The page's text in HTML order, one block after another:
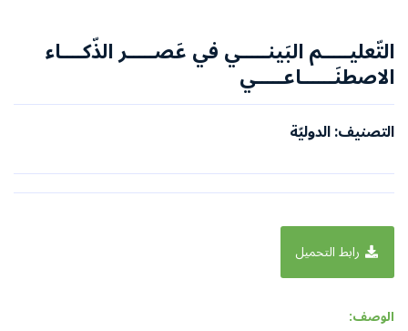
التّعليـــــم البَينـــــي في عَصـــــر الذّكــــاء
الاصطنَــــــاعـــــي
التصنيف: الدوليّة
رابط التحميل
الوصف: